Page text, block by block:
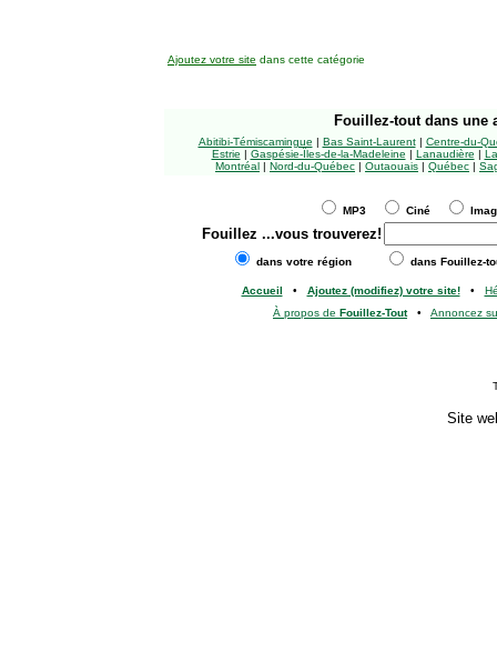
Ajoutez votre site dans cette catégorie
Fouillez-tout dans une
Abitibi-Témiscamingue | Bas Saint-Laurent| Centre-du-
Estrie | Gaspésie-Îles-de-la-Madeleine | Lanaudière |
Montréal | Nord-du-Québec | Outaouais | Québec |
MP3 Ciné
Fouillez ...vous trouverez!
dans votre région dans Fouillez-
Accueil • Ajoutez (modifiez) votre site!•
À propos de Fouillez-Tout• Annoncez
Site